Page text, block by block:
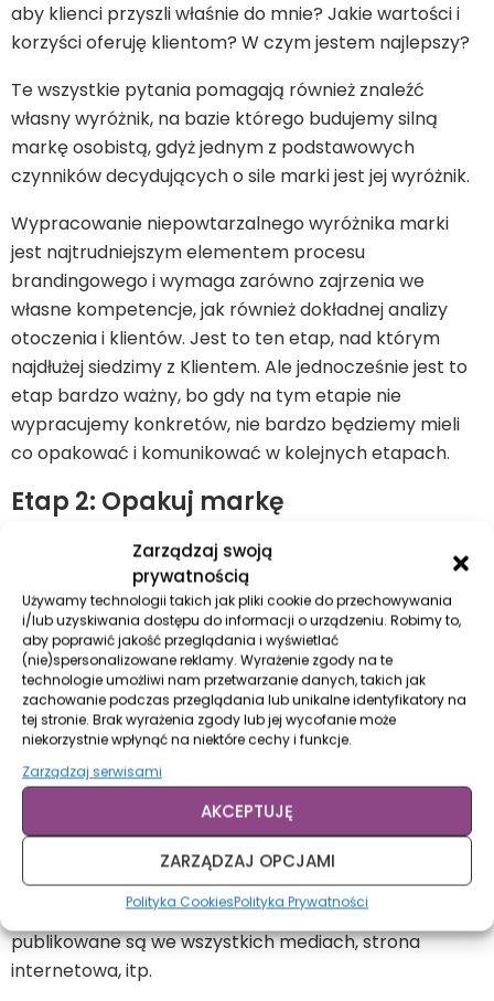
Zarządzaj swoją
prywatnością
Używamy technologii takich jak pliki cookie do przechowywania
i/lub uzyskiwania dostępu do informacji o urządzeniu. Robimy to,
aby poprawić jakość przeglądania i wyświetlać
(nie)spersonalizowane reklamy. Wyrażenie zgody na te
technologie umożliwi nam przetwarzanie danych, takich jak
zachowanie podczas przeglądania lub unikalne identyfikatory na
tej stronie. Brak wyrażenia zgody lub jej wycofanie może
niekorzystnie wpłynąć na niektóre cechy i funkcje.
Zarządzaj serwisami
AKCEPTUJĘ
ZARZĄDZAJ OPCJAMI
Polityka CookiesPolityka Prywatności
aby klienci przyszli właśnie do mnie? Jakie wartości i
korzyści oferuję klientom? W czym jestem najlepszy?
Te wszystkie pytania pomagają również znaleźć
własny wyróżnik, na bazie którego budujemy silną
markę osobistą, gdyż jednym z podstawowych
czynników decydujących o sile marki jest jej wyróżnik.
Wypracowanie niepowtarzalnego wyróżnika marki
jest najtrudniejszym elementem procesu
brandingowego i wymaga zarówno zajrzenia we
własne kompetencje, jak również dokładnej analizy
otoczenia i klientów. Jest to ten etap, nad którym
najdłużej siedzimy z Klientem. Ale jednocześnie jest to
etap bardzo ważny, bo gdy na tym etapie nie
wypracujemy konkretów, nie bardzo będziemy mieli
co opakować i komunikować w kolejnych etapach.
Etap 2: Opakuj markę
Drugi etap budowania marki to jej „opakowanie”, czyli
strona wizualna, gdyż marka to również wygląd
zewnętrzny, który musi być spójny z wartościami
marki.
Wizualna strona marki może wydawać się mało
istotnym elementem na początku procesu
budowania marki, ale należy pamiętać, że pierwsze,
co widzimy przy kontakcie z marką osobistą to
właśnie człowiek – jego wygląd i zachowanie oraz
wygląd wszystkiego co reprezentuje markę, czyli cała
tzw. identyfikacja wizualna. Identyfikacja wizualna
marki to wszystko co ją obrazuje – logo, hasło,
wszelkie materiały reklamowe i grafiki, które
publikowane są we wszystkich mediach, strona
internetowa, itp.